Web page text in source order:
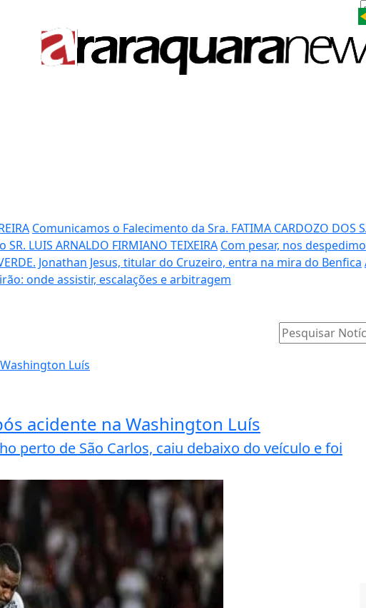
Comunicamos o Falecimento da Sra. FATIMA CARDOZO DOS
LUIS ARNALDO FIRMIANO TEIXEIRA Com pesar, nos
Jonathan Jesus, titular do Cruzeiro, entra na mira do Benfica
onde assistir, escalações e arbitragem
acidente na Washington Luís
perto de São Carlos, caiu debaixo do veículo e foi